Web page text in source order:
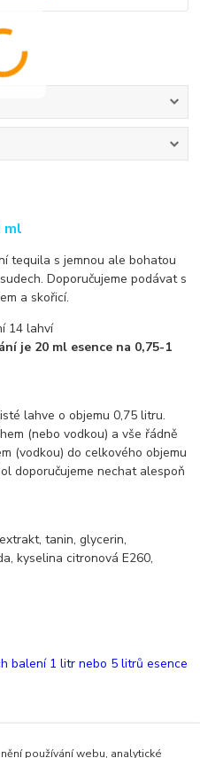
ml
tequila s jemnou ale bohatou
Doporučujeme podávat s
a skořicí.
14 lahví
je 20 ml esence na 0,75-1
lahve o objemu 0,75 litru.
(nebo vodkou) a vše řádně
(vodkou) do celkového objemu
doporučujeme nechat alespoň
tanin, glycerin,
kyselina citronová E260,
balení 1 litr nebo 5 litrů esence
používání webu, analytické